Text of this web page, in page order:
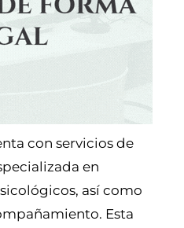
con servicios de
en
así como
Esta